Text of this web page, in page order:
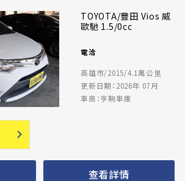
TOYOTA/豐田 Vios 威
歐馳 1.5/0cc
電洽
高雄市/2015/4.1萬公里
更新日期：2026年 07月
車商：亨駒車庫
查看詳情